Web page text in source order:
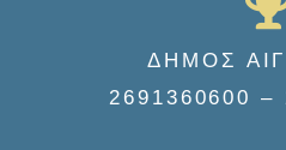
ΔΗΜΟΣ
2691360600 –